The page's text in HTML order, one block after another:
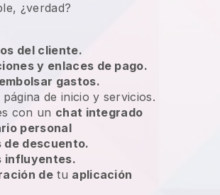
¿verdad?
del cliente.
y enlaces de pago.
gastos.
de inicio y servicios.
con un chat integrado
personal
de descuento.
influyentes.
detu aplicación